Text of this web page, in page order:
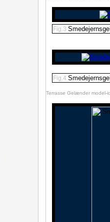
Fig.3
Fig.4
Terrasse Gelænder model-